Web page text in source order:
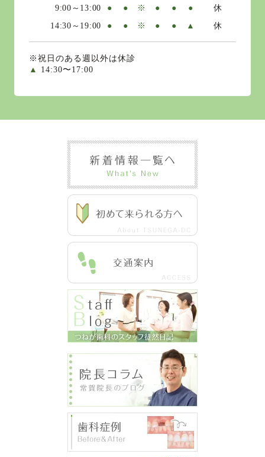
9:00～13:00 ● ● ※ ● ● ●
休
14:30～19:00
● ● ※ ● ● ▲ 休
※祝日のある週以外は休診
▲
14:30〜17:00